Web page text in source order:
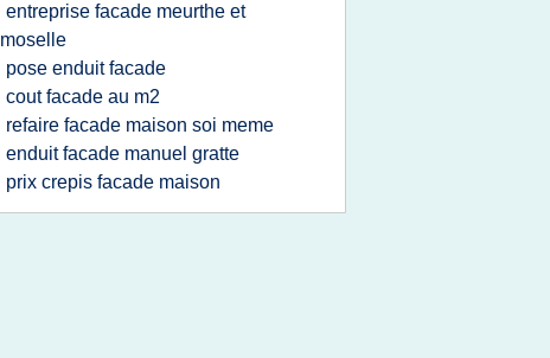
entreprise facade meurthe et
moselle
pose enduit facade
cout facade au m2
refaire facade maison soi meme
enduit facade manuel gratte
prix crepis facade maison